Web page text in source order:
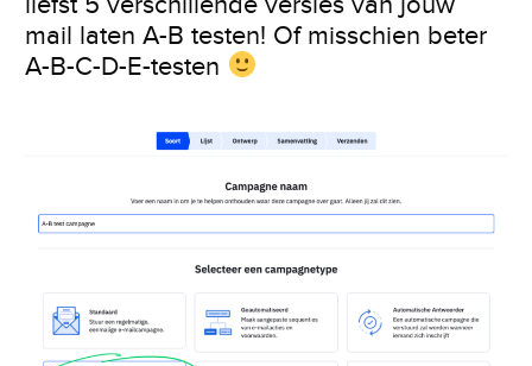
mail laten A-B testen! Of misschien beter
A-B-C-D-E-testen